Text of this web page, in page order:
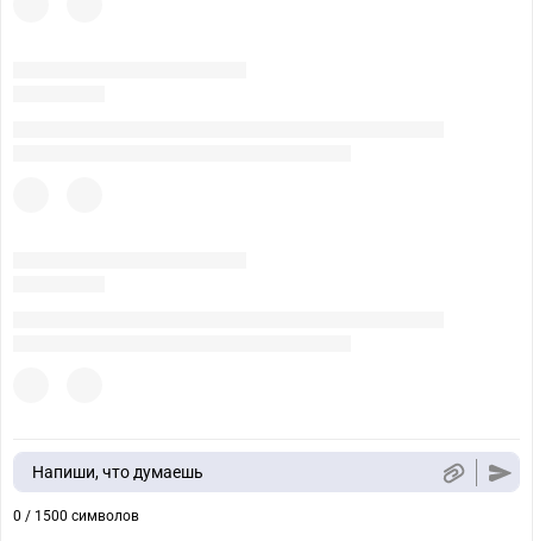
Напиши, что думаешь
0 / 1500 символов